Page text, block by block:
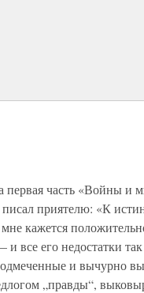
первая часть «Войны и
приятелю: «К
кажется
все его недостатки
и вычурно
„правды“,